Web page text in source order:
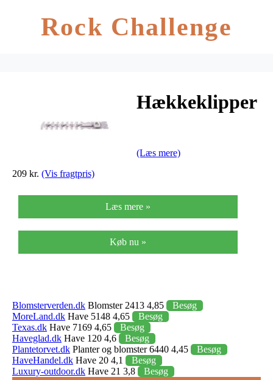
Rock Challenge
Hækkeklipper
(Læs mere)
209 kr. (Vis fragtpris)
Læs mere »
Køb nu »
Blomsterverden.dk Blomster 2413 4,85
Besøg
MoreLand.dk Have 5148 4,65
Besøg
Texas.dk Have 7169 4,65
Besøg
Haveglad.dk Have 120 4,6
Besøg
Plantetorvet.dk Planter og blomster 6440 4,45
Besøg
HaveHandel.dk Have 20 4,1
Besøg
Luxury-outdoor.dk Have 21 3,8
Besøg